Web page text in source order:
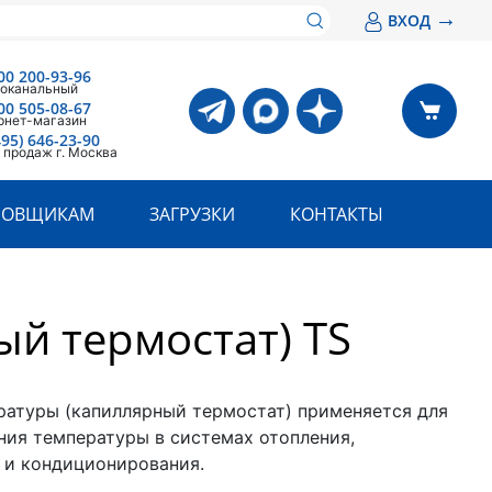
ВХОД →
200-93-96
505-08-67
магазин
646-23-90
г. Москва
ЗАГРУЗКИ КОНТАКТЫ
термостат) TS
(капиллярный термостат) применяется для
температуры в системах отопления,
и кондиционирования.